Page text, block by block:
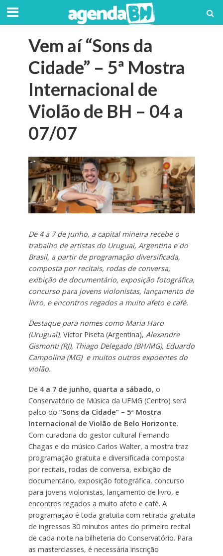
Vem aí “Sons da
Cidade” – 5ª Mostra
Internacional de
Violão de BH – 04 a
07/07
De 4 a 7 de junho, a capital mineira recebe o
trabalho de artistas do Uruguai, Argentina e do
Brasil, a partir de programação diversificada,
composta por recitais, rodas de conversa,
exibição de documentário, exposição fotográfica,
concurso para jovens violonistas, lançamento de
livro, e encontros regados a muito afeto e café.
Destaque para nomes como Maria Haro
(Uruguai), Victor Piseta (Argentina), Alexandre
Gismonti (RJ), Thiago Delegado (BH/MG), Eduardo
Campolina (MG) e muitos outros expoentes do
violão.
De 4 a 7 de junho, quarta a sábado, o
Conservatório de Música da UFMG (Centro) será
palco do “Sons da Cidade” – 5ª Mostra
Internacional de Violão de Belo Horizonte.
Com curadoria do gestor cultural Fernando
Chagas e do músico Carlos Walter, a mostra traz
programação gratuita e diversificada composta
por recitais, rodas de conversa, exibição de
documentário, exposição fotográfica, concurso
para jovens violonistas, lançamento de livro, e
encontros regados a muito afeto e café. A
programação é toda gratuita com retirada gratuita
de ingressos 30 minutos antes do primeiro recital
de cada noite na bilheteria do Conservatório. Para
as masterclasses, é necessária inscrição